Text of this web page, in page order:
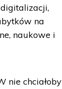
na
naukowe i
nie chciałoby